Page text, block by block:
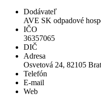
Dodávateľ
AVE SK odpadové
IČO
36357065
DIČ
Adresa
Osvetová 24, 82105
Telefón
E-mail
Web